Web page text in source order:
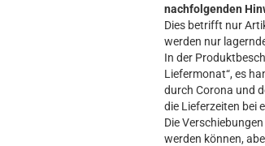
nachfolgenden
Dies betrifft nur
werden nur
In der
Liefermonat“, es
durch Corona und
die Lieferzeiten bei
Die
werden können,